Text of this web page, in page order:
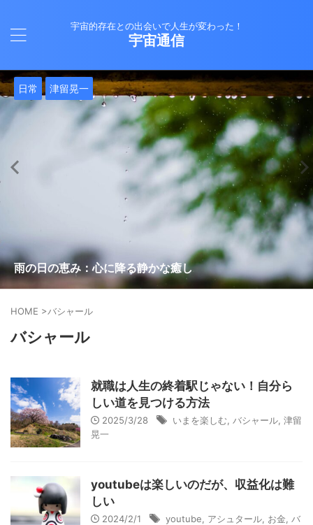
宇宙的存在との出会いで人生が変わった！
宇宙通信
日常 津留晃一
雨の日の恵み：心に降る静かな癒し
バシャール 日常 津留晃一
就職は人生の終着駅じゃない！自分らしい道を見つける方
法
Healy 日常
ヒーリーを買うべきか迷っているあなたへ。実際に使って
みた感想と注意点
バシャール 日常
エネルギーの法則 〜最近どハマりしていました〜
日常
現実を変える
日常
今、ここにいること
Healy 日常 津留晃一
もしかしてだけどHealy（量子波動調整器）のせいなの？
日常
iPad 第10世代買いました
Healy 日常
久し振りにHealy（ヒーリー）量子波動調整器について
日常
大谷さんの通訳、水原さんの解雇に思う
HOME >バシャール
バシャール
就職は人生の終着駅じゃない！自分ら
しい道を見つける方法
2025/3/28 いまを楽しむ バシャール 津留
晃一
youtubeは楽しいのだが、収益化は難
しい
2024/2/1 youtube アシュタール お金
バ